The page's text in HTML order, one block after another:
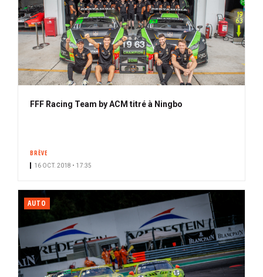
FFF Racing Team by ACM titré à Ningbo
BRÈVE
16 OCT. 2018 • 17:35
AUTO